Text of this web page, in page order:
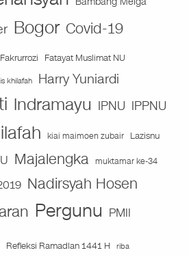
Bogor Covid-19
Fatayat Muslimat NU
khilafah Harry Yuniardi
Indramayu IPNU IPPNU
kiai maimoen zubair
Lazisnu
Majalengka muktamar ke-34
Nadirsyah Hosen
Pergunu PMII
Refleksi Ramadlan 1441 H riba